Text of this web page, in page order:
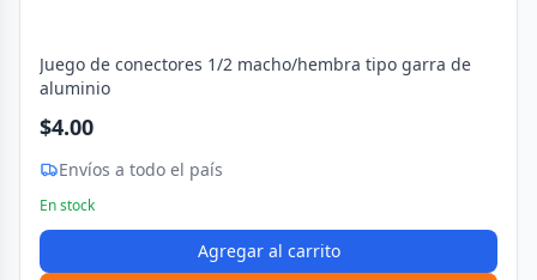
Juego de conectores 1/2 macho/hembra tipo garra de
aluminio
$4.00
Envíos a todo el país
En stock
Agregar al carrito